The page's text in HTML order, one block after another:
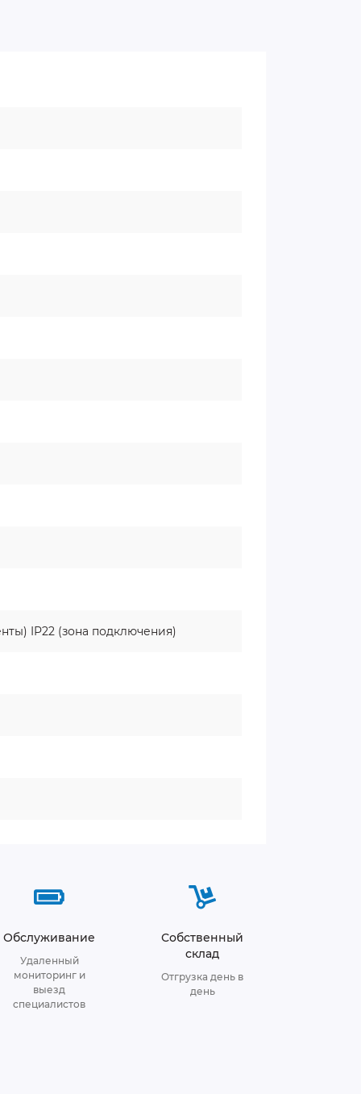
IP22 (зона подключения)
Обслуживание
Удаленный
мониторинг и
выезд
специалистов
Собственный
склад
Отгрузка день в
день